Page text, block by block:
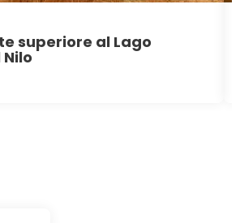
superiore al Lago